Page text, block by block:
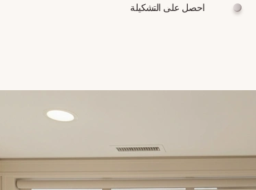
احصل على التشكيلة